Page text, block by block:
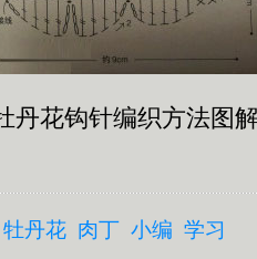
丹花钩针编织方法图
牡丹花 肉丁 小编 学习